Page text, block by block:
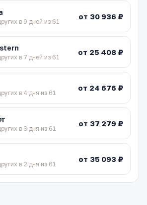
в 9 дней из 61
от 30 936 ₽
в 7 дней из 61
от 25 408 ₽
в 4 дня из 61
от 24 676 ₽
в 3 дня из 61
от 37 279 ₽
в 2 дня из 61
от 35 093 ₽